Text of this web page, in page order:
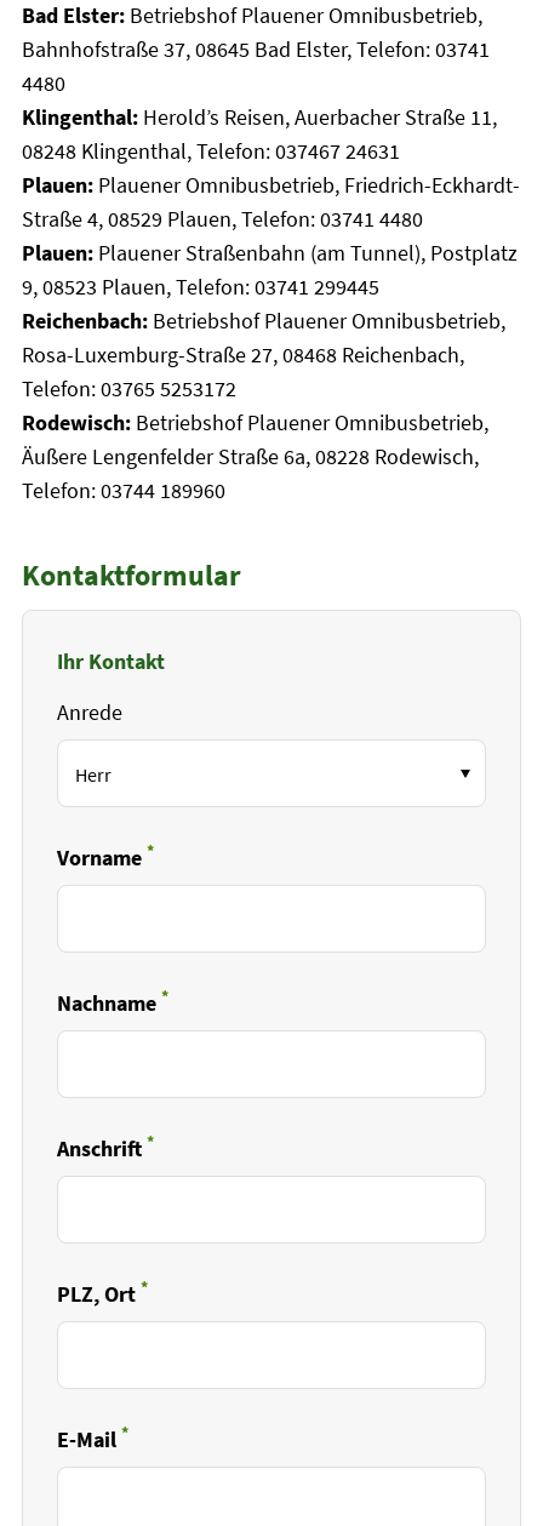
Bad Elster:Betriebshof Plauener Omnibusbetrieb,
Bahnhofstraße 37, 08645 Bad Elster, Telefon: 03741
4480
Klingenthal:Herold’s Reisen, Auerbacher Straße 11,
08248 Klingenthal, Telefon: 037467 24631
Plauen: Plauener Omnibusbetrieb, Friedrich-Eckhardt-
Straße 4, 08529 Plauen, Telefon: 03741 4480
Plauen: Plauener Straßenbahn (am Tunnel), Postplatz
9, 08523 Plauen, Telefon: 03741 299445
Reichenbach:Betriebshof Plauener Omnibusbetrieb,
Rosa-Luxemburg-Straße 27, 08468 Reichenbach,
Telefon: 03765 5253172
Rodewisch:Betriebshof Plauener Omnibusbetrieb,
Äußere Lengenfelder Straße 6a, 08228 Rodewisch,
Telefon: 03744 189960
Kontaktformular
Ihr Kontakt
Anrede
Vorname *
Pflichtfeld
Nachname *
Pflichtfeld
Anschrift *
Pflichtfeld
PLZ, Ort *
Pflichtfeld
E-Mail *
Pflichtfeld